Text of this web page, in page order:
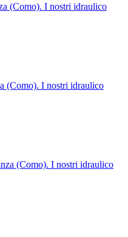
(Como). I nostri idraulico
(Como). I nostri idraulico
(Como). I nostri idraulico